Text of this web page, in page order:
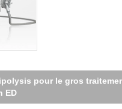
Cryolipolysis d'onde choc